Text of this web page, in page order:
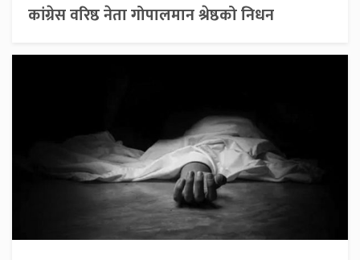
कांग्रेस वरिष्ठ नेता गोपालमान श्रेष्ठको निधन